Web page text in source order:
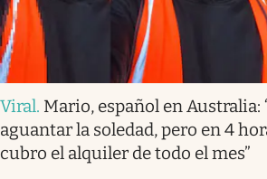
Viral. Mario, español en Australia:
aguantar la soledad, pero en 4
cubro el alquiler de todo el mes”